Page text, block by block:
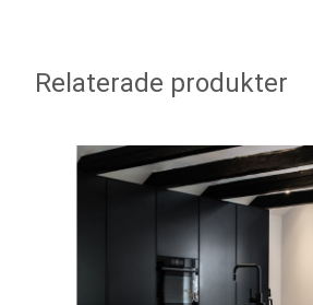
Relaterade produkter